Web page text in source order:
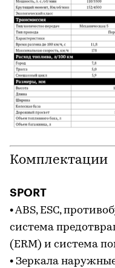
Комплектации
SPORT
• ABS, ESC,
система
(ERM) и система
• Зеркала